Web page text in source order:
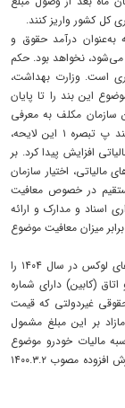
کل کشور واریز ‌کنند.
درآمد حقوق و
می‌شود، نخواهد بود. حکم
جاری است. ‌وزارت بهداشت،
این بند را تا پایان
این سازمان مکلف به معرفی
متخلفان به مراجع ذی‌‌‌صلاح است‎ .‎با موافقت نمایندگان با بند پ تبصره ۱ این لایحه،
افزایش پیدا کرد. بر
اختیار ‌سازمان
قانون ‌مالیات‌‌‌های مستقیم در خصوص معافیت
اسناد و مدارک و ارائه
یکصد و پنجاه برابر میزان معافیت موضوع
نمایندگان مجلس، با تصویب بند ت تبصره ۱ مالیات خودروهای لوکس در سال ۱۴۰۴ را
(کابین) دارای شماره
غیردولتی که قیمت
نسبت به مازاد بر این ‌مبلغ مشمول
مالیات خودرو موضوع
این بند، قیمت روز خودرو ‌بر مبنای ماده (۳۰) قانون مالیات ارزش‌‌‌ ‌‌‌افزوده مصوب ۱۴۰۰.۳.۲